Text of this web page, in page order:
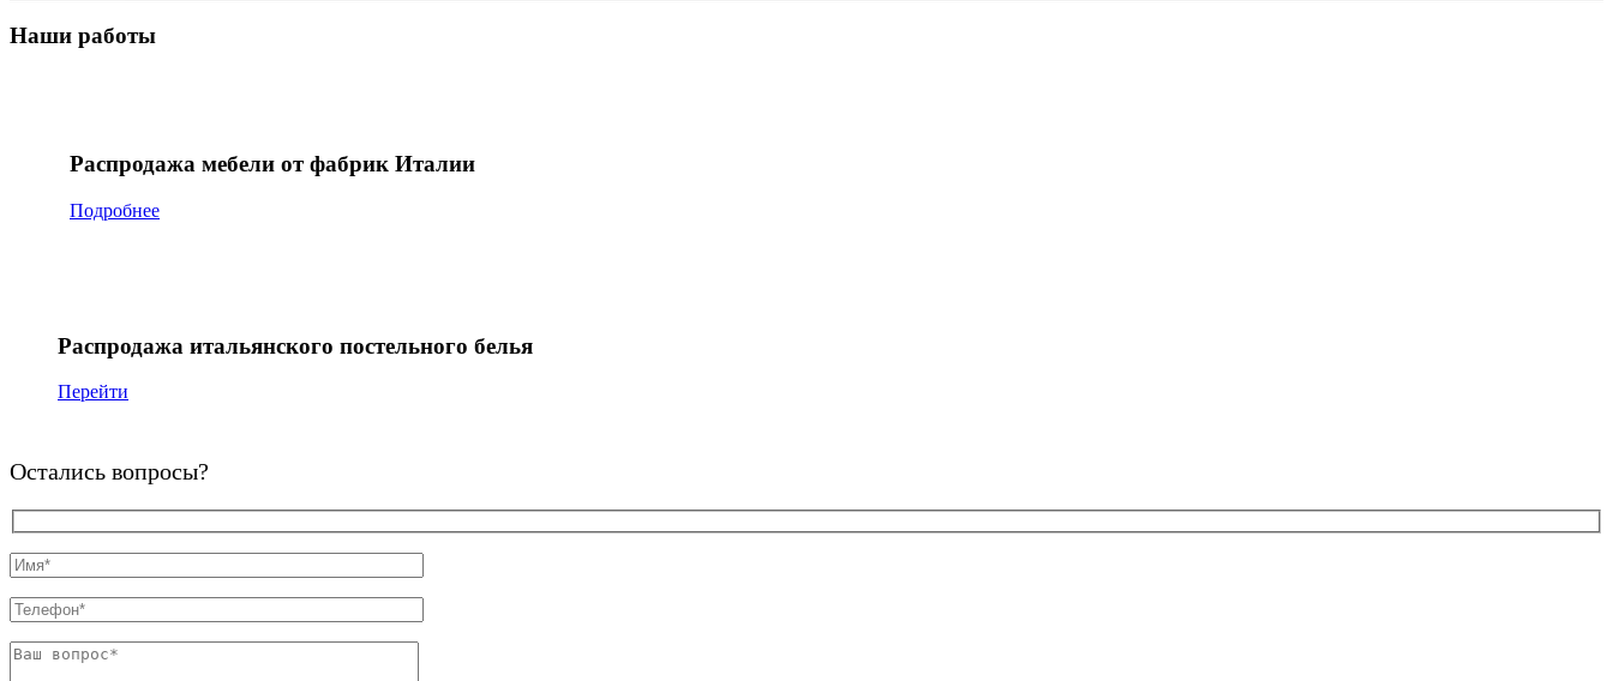
Наши работы
Распродажа мебели от фабрик Италии
Подробнее
Распродажа итальянского постельного белья
Перейти
Остались вопросы?